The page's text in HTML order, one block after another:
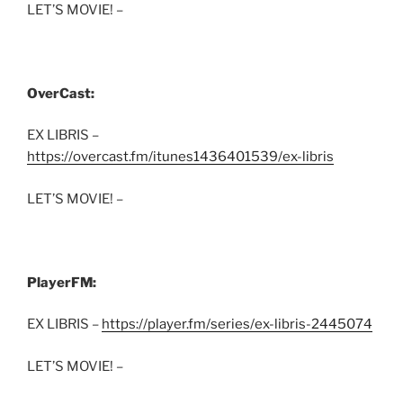
LET’S MOVIE! –
OverCast:
EX LIBRIS –
https://overcast.fm/itunes1436401539/ex-libris
LET’S MOVIE! –
PlayerFM:
EX LIBRIS – https://player.fm/series/ex-libris-2445074
LET’S MOVIE! –